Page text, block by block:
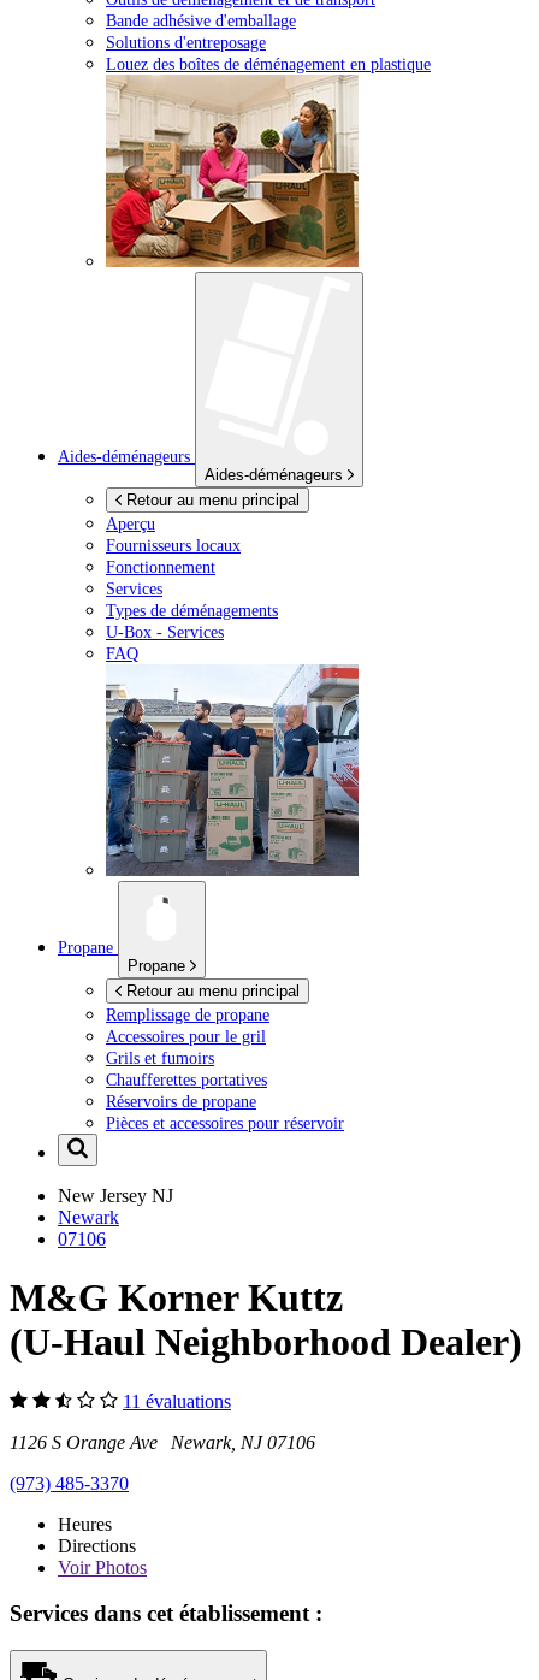
Bande adhésive d'emballage
Solutions d'entreposage
Louez des boîtes de déménagement en plastique
Aides-déménageurs
Aides-déménageurs
Retour au menu principal
Aperçu
Fournisseurs locaux
Fonctionnement
Services
Types de déménagements
U-Box - Services
FAQ
Propane
Propane
Retour au menu principal
Remplissage de propane
Accessoires pour le gril
Grils et fumoirs
Chaufferettes portatives
Réservoirs de propane
Pièces et accessoires pour réservoir
New Jersey NJ
Newark
07106
M&G Korner Kuttz
(U-Haul Neighborhood Dealer)
11 évaluations
1126 S Orange Ave Newark, NJ 07106
(973) 485-3370
Heures
Directions
VoirPhotos
Services dans cet établissement :